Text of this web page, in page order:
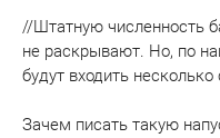
//Штатную численность
не раскрывают. Но, по
будут входить
Зачем писать такую